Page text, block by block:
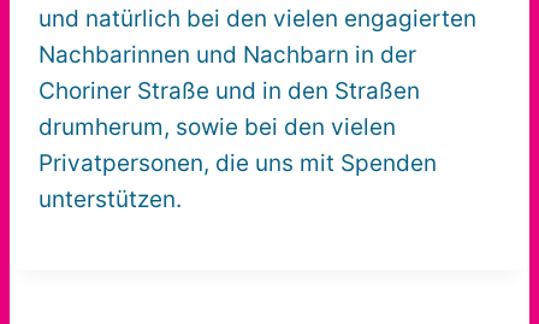
und natürlich bei den vielen engagierten
Nachbarinnen und Nachbarn in der
Choriner Straße und in den Straßen
drumherum, sowie bei den vielen
Privatpersonen, die uns mit Spenden
unterstützen.